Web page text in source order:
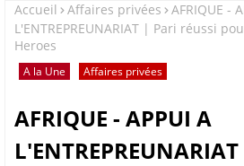
Accueil Affaires privées
AFRIQUE -
L'ENTREPREUNARIAT | Pari réussi
Heroes
A la Une Affaires privées
AFRIQUE - APPUI A